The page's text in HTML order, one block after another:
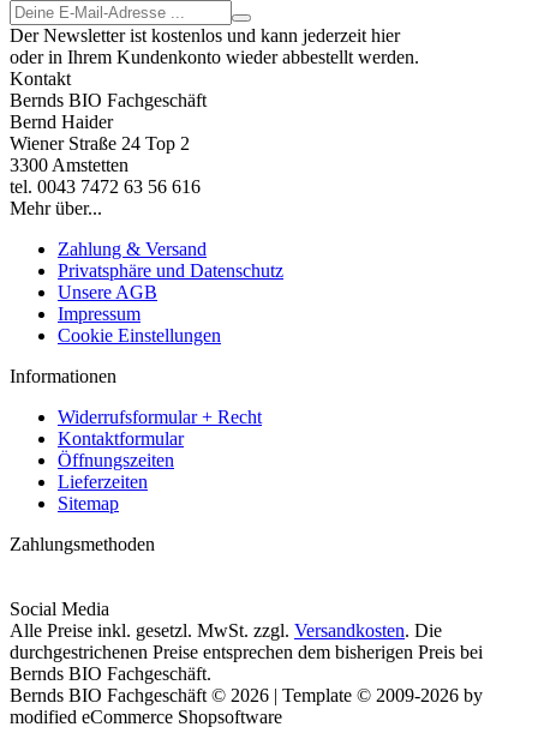
Der Newsletter ist kostenlos und kann jederzeit hier
oder in Ihrem Kundenkonto wieder abbestellt werden.
Kontakt
Bernds BIO Fachgeschäft
Bernd Haider
Wiener Straße 24 Top 2
3300 Amstetten
tel. 0043 7472 63 56 616
Mehr über...
Zahlung & Versand
Privatsphäre und Datenschutz
Unsere AGB
Impressum
Cookie Einstellungen
Informationen
Widerrufsformular + Recht
Kontaktformular
Öffnungszeiten
Lieferzeiten
Sitemap
Zahlungsmethoden
Social Media
Alle Preise inkl. gesetzl. MwSt. zzgl. Versandkosten. Die
durchgestrichenen Preise entsprechen dem bisherigen Preis bei
Bernds BIO Fachgeschäft.
Bernds BIO Fachgeschäft © 2026 | Template © 2009-2026 by
modified eCommerce Shopsoftware